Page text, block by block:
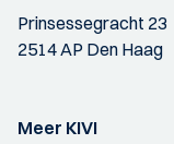
Prinsessegracht 23
2514 AP Den Haag
Meer KIVI